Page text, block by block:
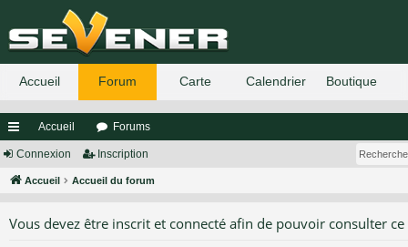
ac
co
Accueil Forums
Connexion Inscription
Accueil Accueil du forum
Vous devez être inscrit et connecté afin de pouvoir consulter